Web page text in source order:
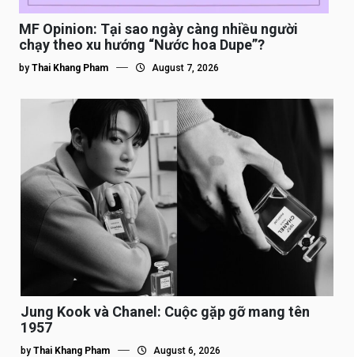
MF Opinion: Tại sao ngày càng nhiều người
chạy theo xu hướng “Nước hoa Dupe”?
by Thai Khang Pham August 7, 2026
Jung Kook và Chanel: Cuộc gặp gỡ mang tên
1957
by Thai Khang Pham August 6, 2026